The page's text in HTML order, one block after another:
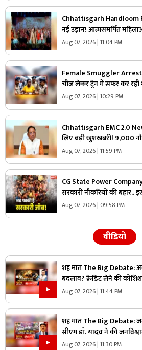
Chhattisgarh Handloom
नई उड़ान! आत्मसमर्पित
तस्वीरें जीत लेंगी आपका दिल
Aug 07, 2026 | 11:04 PM
Female Smuggler
चीज लेकर ट्रेन में सफर कर रही
गिरफ्तार, जांच में सामने आई
Aug 07, 2026 | 10:29 PM
Chhattisgarh EMC 2.0 News : छत्तीसगढ़ के
लिए बड़ी खुशखबरी! 9,000
दी मेगा प्रोजेक्ट को मंजूरी
Aug 07, 2026 | 11:59 PM
CG State Power
सरकारी नौकरियों की बहार..
भर्ती, डाटा एंट्री ऑपरेटर के ही
Aug 07, 2026 | 09:58 PM
वीडियो
शह मात The Big Debate: अब
बदलाव? क्रेडिट लेने की कोशिश
पर क्या है सरकार का जवाब?
Aug 07, 2026 | 11:44 PM
शह मात The Big Debate:
सीएम डॉ. यादव ने की
जनविश्वास मुहीम से क्या मजबूत
Aug 07, 2026 | 11:30 PM